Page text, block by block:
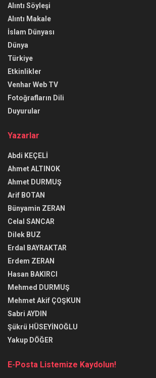
Alıntı Söyleşi
Alıntı Makale
İslam Dünyası
Dünya
Türkiye
Etkinlikler
Venhar Web TV
Fotoğrafların Dili
Duyurular
Yazarlar
Abdi KEÇELİ
Ahmet ALTINOK
Ahmet DURMUŞ
Arif BOTAN
Bünyamin ZERAN
Celal SANCAR
Dilek BUZ
Erdal BAYRAKTAR
Erdem ZERAN
Hasan BAKIRCI
Mehmed DURMUŞ
Mehmet Akif ÇOŞKUN
Sabri AYDIN
Şükrü HÜSEYİNOĞLU
Yakup DÖĞER
E-Posta Listemize Kaydolun!